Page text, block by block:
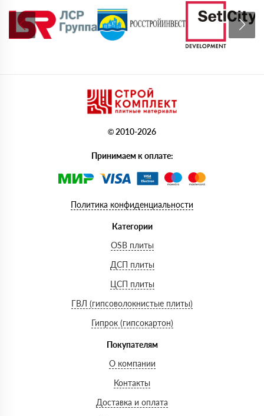
© 2010-2026
Принимаем к оплате:
Политика конфиденциальности
Категории
OSB плиты
ДСП плиты
ЦСП плиты
ГВЛ (гипсоволокнистые плиты)
Гипрок (гипсокартон)
Покупателям
О компании
Контакты
Доставка и оплата